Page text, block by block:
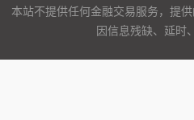
本站不提供任何金融交易服务，提
因信息残缺、延时